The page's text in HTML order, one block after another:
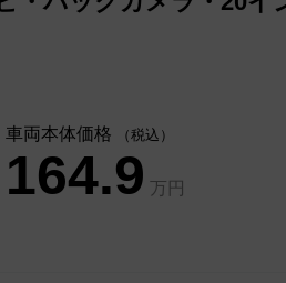
車両本体価格 （税込）
164.9 万円